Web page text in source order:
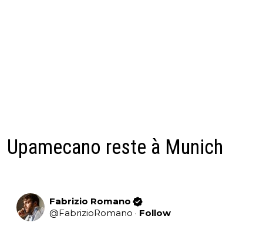
Upamecano reste à Munich
Fabrizio Romano
@FabrizioRomano · Follow